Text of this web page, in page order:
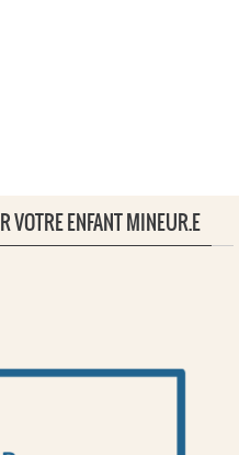
VOTRE ENFANT MINEUR.E